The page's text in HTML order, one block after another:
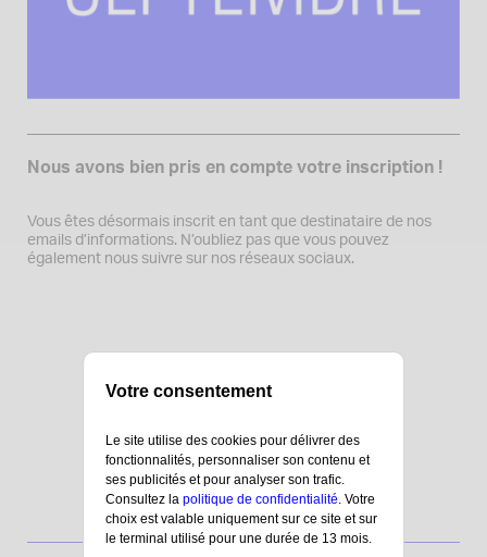
Nous avons bien pris en compte votre inscription !
Vous êtes désormais inscrit en tant que destinataire de nos
emails d’informations. N’oubliez pas que vous pouvez
également nous suivre sur nos réseaux sociaux.
Votre consentement
Le site utilise des cookies pour délivrer des
fonctionnalités, personnaliser son contenu et
ses publicités et pour analyser son trafic.
Consultez lapolitique de confidentialité. Votre
choix est valable uniquement sur ce site et sur
le terminal utilisé pour une durée de 13 mois.